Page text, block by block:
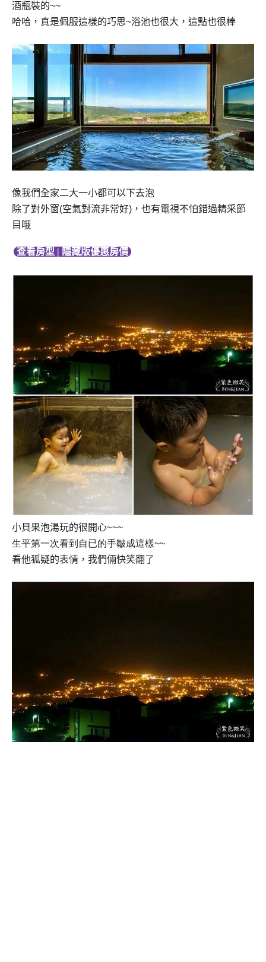
酒瓶裝的~~
哈哈，真是佩服這樣的巧思~浴池也很大，這點也很棒
像我們全家二大一小都可以下去泡
除了對外窗(空氣對流非常好) ，也有電視不怕錯過精采節
目哦
查看房型 | 隱藏版優惠房價
小貝果泡湯玩的很開心~~~
生平第一次看到自已的手皺成這樣~~
看他狐疑的表情，我們倆快笑翻了